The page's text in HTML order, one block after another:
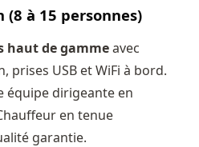
à 15 personnes)
haut de gammeavec
prises USB et WiFi à bord.
équipe dirigeante en
en tenue
garantie.